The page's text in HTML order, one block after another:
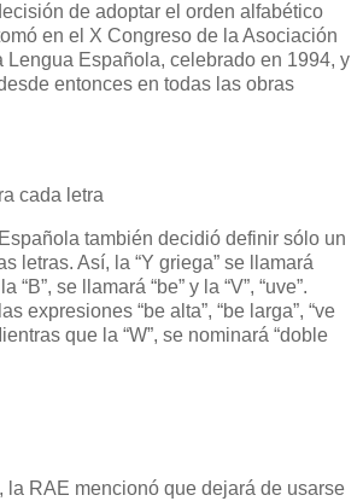
de adoptar el orden alfabético
en el X Congreso de la Asociación
Lengua Española, celebrado en 1994, y
entonces en todas las obras
cada letra
también decidió definir sólo un
letras. Así, la “Y griega” se llamará
“B”, se llamará “be” y la “V”, “uve”.
expresiones “be alta”, “be larga”, “ve
que la “W”, se nominará “doble
la RAE mencionó que dejará de usarse